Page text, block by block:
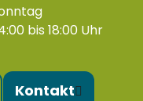
bis 18:00 Uhr
Kontakt